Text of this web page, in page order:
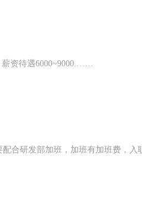
资待遇6000~9000.……
合研发部加班，加班有加班费，